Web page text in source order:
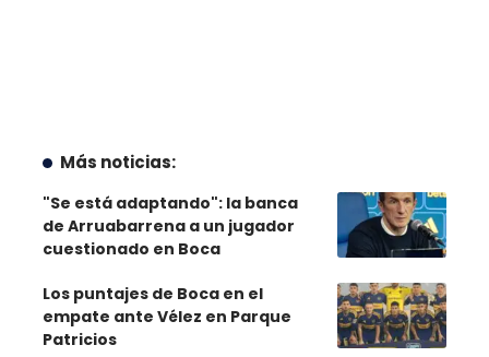
Más noticias:
"Se está adaptando": la banca
de Arruabarrena a un jugador
cuestionado en Boca
Los puntajes de Boca en el
empate ante Vélez en Parque
Patricios